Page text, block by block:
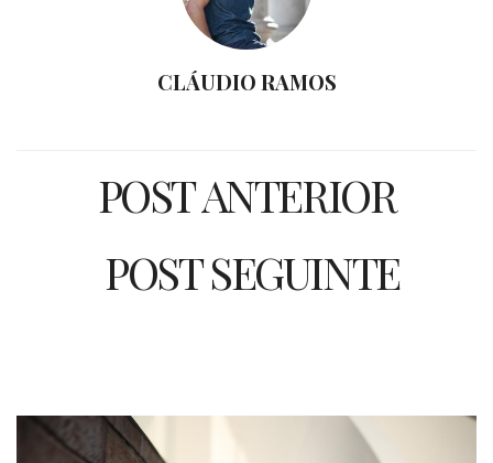
CLÁUDIO RAMOS
POST ANTERIOR
POST SEGUINTE